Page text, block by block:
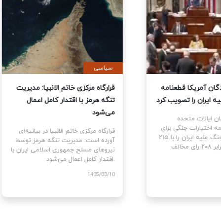
آمریکا قطعنامه
جنگ علیه ایران را تصویب کرد
ایالات متحده
قطعنامه اختیارات جنگی برای
رای موافق در برابر ۲۰۸ رای مخالف
سیاسی
قرارگاه مرکزی خاتم الانبیا:
تنگه هرمز با اقتدار کامل اعمال
قرارگاه مرکزی خاتم الانبیا در
آورده است: مدیریت تنگه هرمز
نیروهای مسلح جمهوری اسلامی
اقتدار کامل اعمال می‌شود.
1405/03/10